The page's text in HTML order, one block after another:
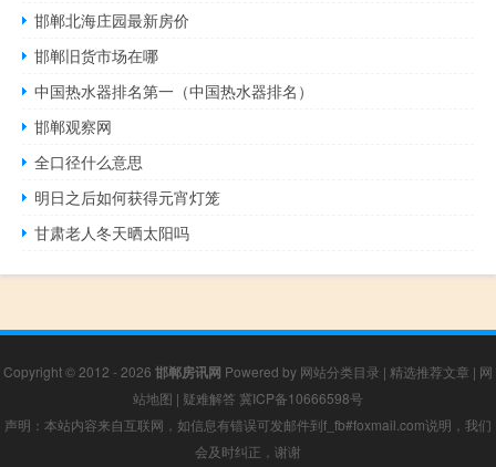
邯郸北海庄园最新房价
邯郸旧货市场在哪
中国热水器排名第一（中国热水器排名）
邯郸观察网
全口径什么意思
明日之后如何获得元宵灯笼
甘肃老人冬天晒太阳吗
Copyright © 2012 - 2026 邯郸房讯网 Powered by 网站分类目录 | 精选推荐文章 | 网
站地图 | 疑难解答 冀ICP备10666598号
声明：本站内容来自互联网，如信息有错误可发邮件到f_fb#foxmail.com说明，我们
会及时纠正，谢谢